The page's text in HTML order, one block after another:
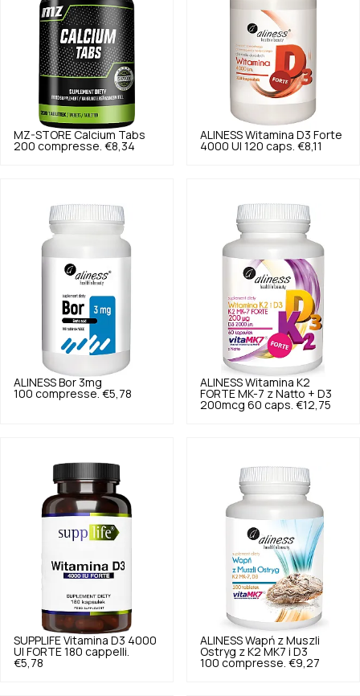
MZ-STORE Calcium Tabs
200 compresse. €8,34
ALINESS Witamina D3 Forte
4000 UI 120 caps. €8,11
ALINESS Bor 3mg
100 compresse. €5,78
ALINESS Witamina K2
FORTE MK-7 z Natto + D3
200mcg 60 caps. €12,75
SUPPLIFE Vitamina D3 4000
UI FORTE 180 cappelli.
€5,78
ALINESS Wapń z Muszli
Ostryg z K2 MK7 i D3
100 compresse. €9,27